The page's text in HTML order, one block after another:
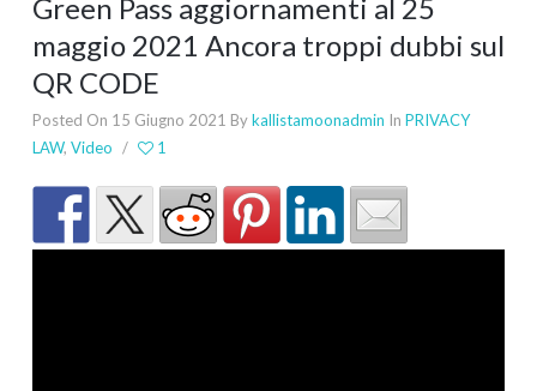
Green Pass aggiornamenti al 25
maggio 2021 Ancora troppi dubbi sul
QR CODE
Posted On 15 Giugno 2021 Bykallistamoonadmin In PRIVACY
LAW, Video / 1